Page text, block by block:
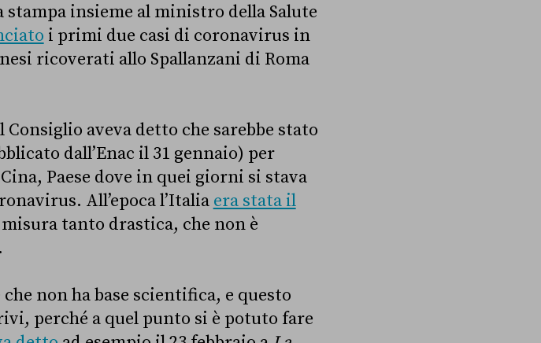
insieme al ministro della Salute
i primi due casi di coronavirus in
ricoverati allo Spallanzani di Roma
aveva detto che sarebbe stato
dall’Enac il 31 gennaio) per
Paese dove in quei giorni si stava
All’epoca l’Italia era stata il
tanto drastica, che non è
non ha base scientifica, e questo
perché a quel punto si è potuto fare